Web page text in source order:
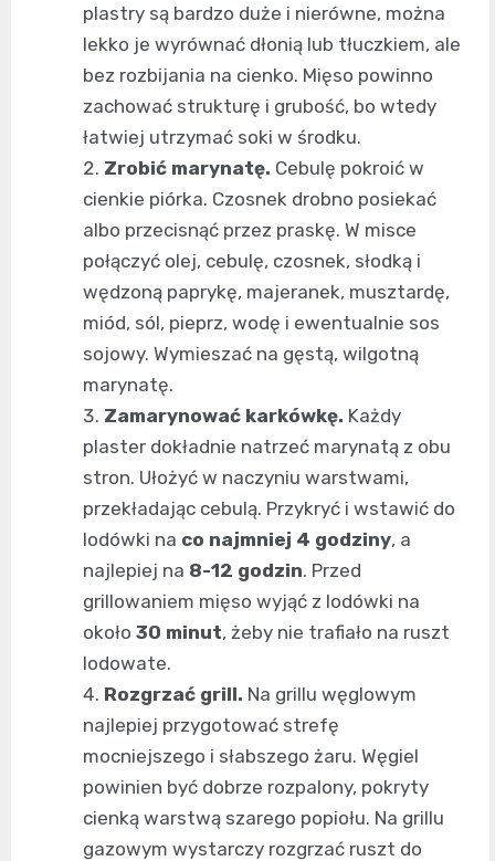
plastry są bardzo duże i nierówne, można
lekko je wyrównać dłonią lub tłuczkiem, ale
bez rozbijania na cienko. Mięso powinno
zachować strukturę i grubość, bo wtedy
łatwiej utrzymać soki w środku.
Zrobić marynatę. Cebulę pokroić w
cienkie piórka. Czosnek drobno posiekać
albo przecisnąć przez praskę. W misce
połączyć olej, cebulę, czosnek, słodką i
wędzoną paprykę, majeranek, musztardę,
miód, sól, pieprz, wodę i ewentualnie sos
sojowy. Wymieszać na gęstą, wilgotną
marynatę.
Zamarynować karkówkę. Każdy
plaster dokładnie natrzeć marynatą z obu
stron. Ułożyć w naczyniu warstwami,
przekładając cebulą. Przykryć i wstawić do
lodówki na co najmniej 4 godziny, a
najlepiej na 8-12 godzin. Przed
grillowaniem mięso wyjąć z lodówki na
około 30 minut, żeby nie trafiało na ruszt
lodowate.
Rozgrzać grill. Na grillu węglowym
najlepiej przygotować strefę
mocniejszego i słabszego żaru. Węgiel
powinien być dobrze rozpalony, pokryty
cienką warstwą szarego popiołu. Na grillu
gazowym wystarczy rozgrzać ruszt do